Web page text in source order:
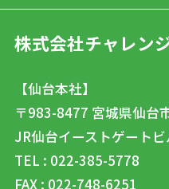
株式会社チャレン
【仙台本社】
〒983-8477 宮城県仙台
JR仙台イーストゲート
TEL : 022-385-5778
FAX : 022-748-6251